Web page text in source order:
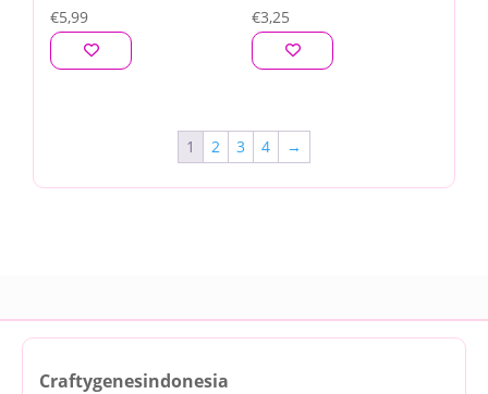
€5,99
€3,25
1 2 3 4 →
Craftygenesindonesia